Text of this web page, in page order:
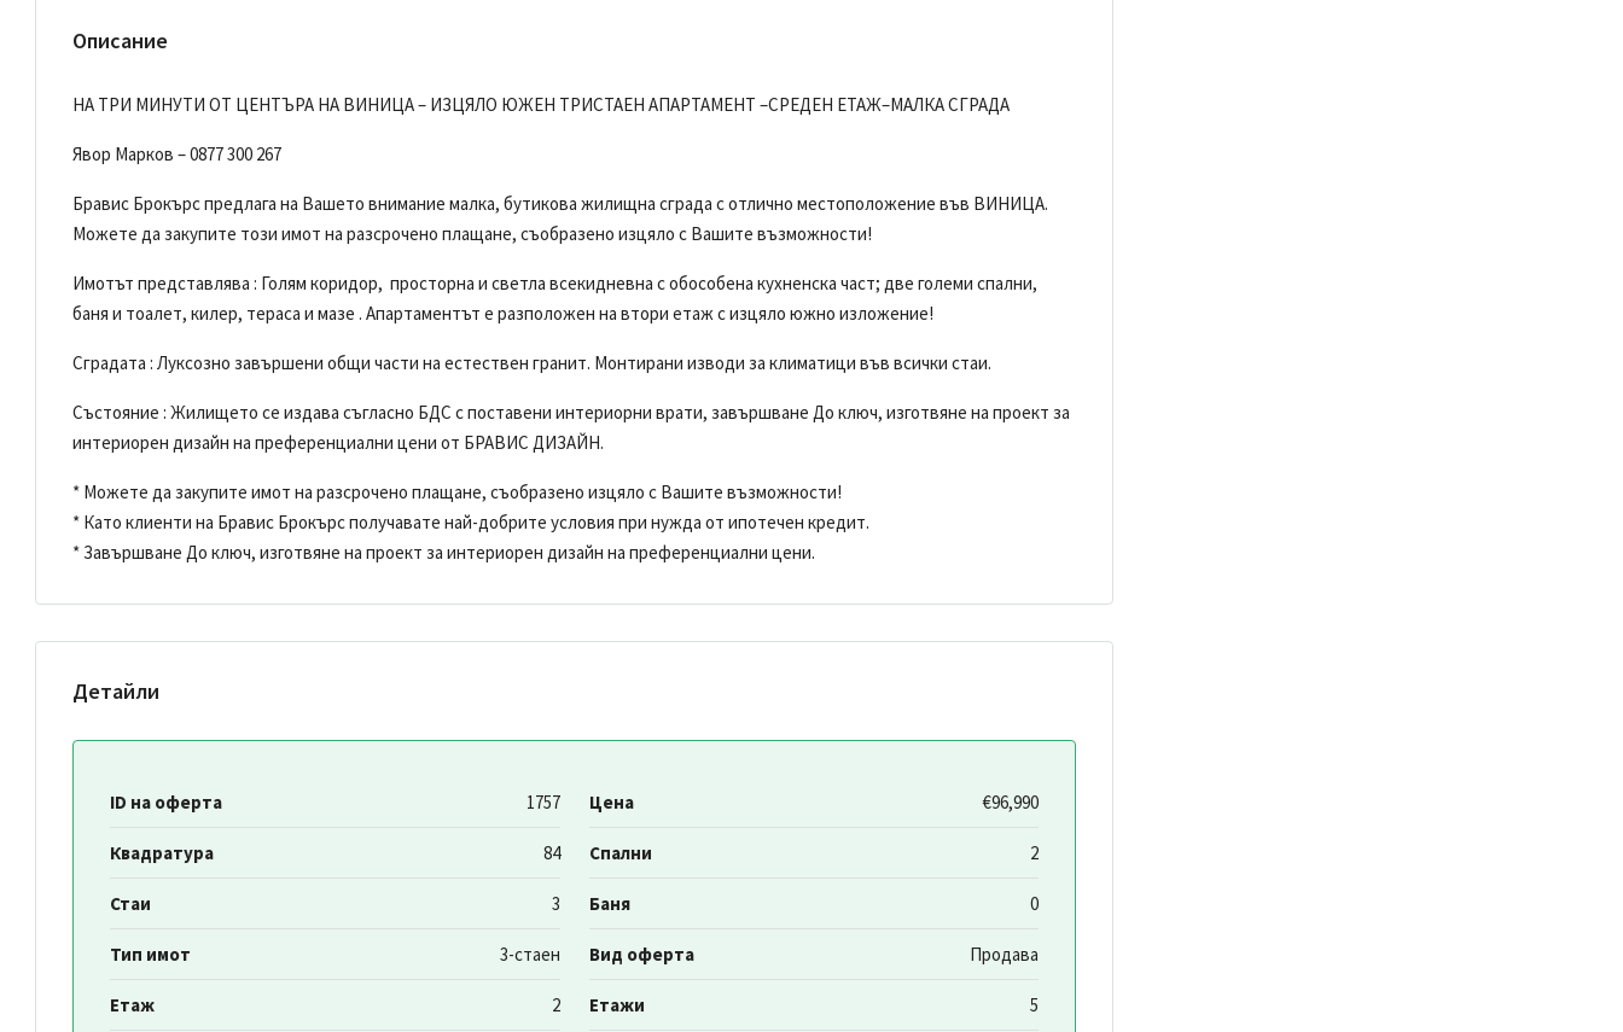
Описание
НА ТРИ МИНУТИ ОТ ЦЕНТЪРА НА ВИНИЦА – ИЗЦЯЛО ЮЖЕН ТРИСТАЕН АПАРТАМЕНТ –СРЕДЕН ЕТАЖ–МАЛКА СГРАДА
Явор Марков – 0877 300 267
Бравис Брокърс предлага на Вашето внимание малка, бутикова жилищна сграда с отлично местоположение във ВИНИЦА.
Можете да закупите този имот на разсрочено плащане, съобразено изцяло с Вашите възможности!
Имотът представлява : Голям коридор, просторна и светла всекидневна с обособена кухненска част; две големи спални,
баня и тоалет, килер, тераса и мазе . Апартаментът е разположен на втори етаж с изцяло южно изложение!
Сградата : Луксозно завършени общи части на естествен гранит. Монтирани изводи за климатици във всички стаи.
Състояние : Жилището се издава съгласно БДС с поставени интериорни врати, завършване До ключ, изготвяне на проект за
интериорен дизайн на преференциални цени от БРАВИС ДИЗАЙН.
* Можете да закупите имот на разсрочено плащане, съобразено изцяло с Вашите възможности!
* Като клиенти на Бравис Брокърс получавате най-добрите условия при нужда от ипотечен кредит.
* Завършване До ключ, изготвяне на проект за интериорен дизайн на преференциални цени.
Детайли
ID на оферта 1757 Цена €96,990
Квадратура 84 Спални 2
Стаи 3 Баня 0
Тип имот 3-стаен Вид оферта Продава
Етаж 2 Етажи 5